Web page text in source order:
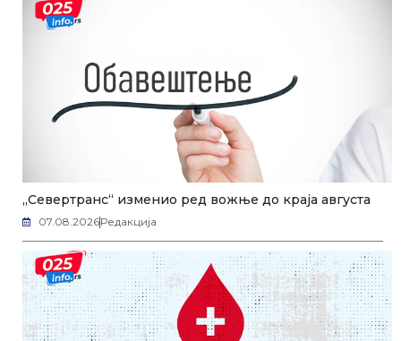
„Севертранс“ изменио ред вожње до краја августа
07.08.2026Редакција